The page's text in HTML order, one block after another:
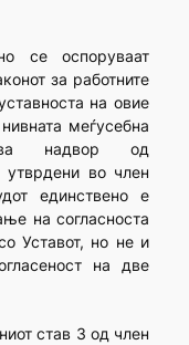
се оспоруваат
за работните
на овие
меѓусебна
надвор од
утврдени во член
единствено е
на согласноста
Уставот, но не и
на две
став 3 од член